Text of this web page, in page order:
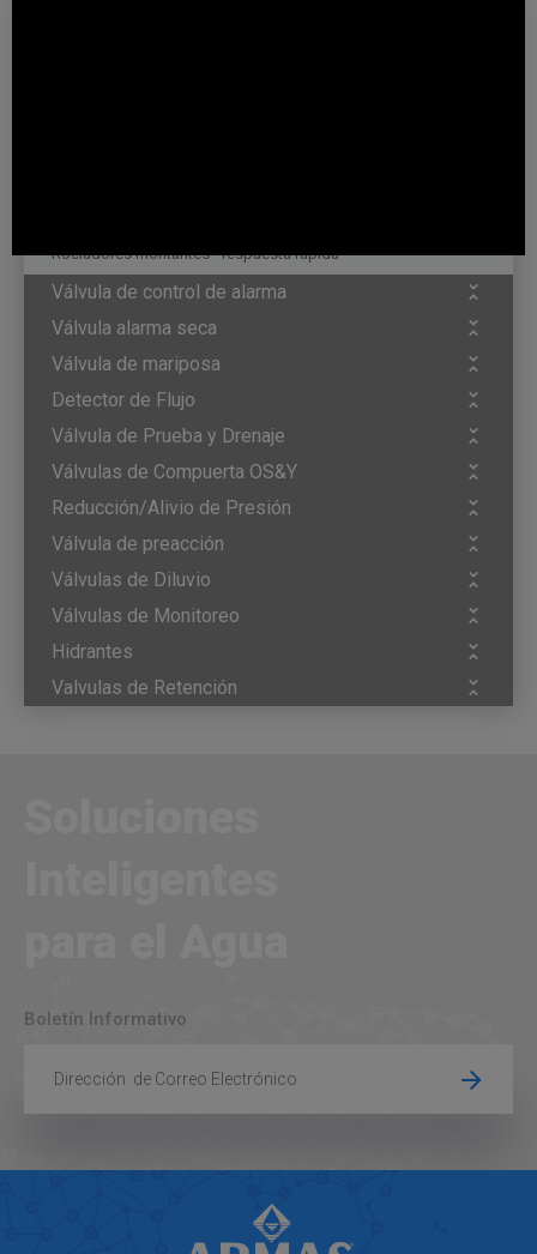
Rociadores montantes - respuesta rápida
Válvula de control de alarma
Válvula alarma seca
Válvula de mariposa
Detector de Flujo
Válvula de Prueba y Drenaje
Válvulas de Compuerta OS&Y
Reducción/Alivio de Presión
Válvula de preacción
Válvulas de Diluvio
Válvulas de Monitoreo
Hidrantes
Valvulas de Retención
Boletín Informativo